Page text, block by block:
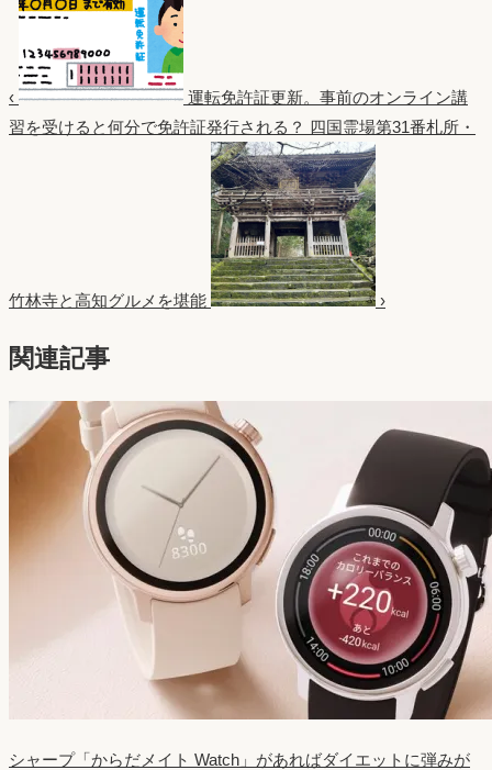
‹
運転免許証更新。事前のオンライン講
習を受けると何分で免許証発行される？ 四国霊場第31番札所・
竹林寺と高知グルメを堪能 ›
関連記事
シャープ「からだメイト Watch」があればダイエットに弾みが